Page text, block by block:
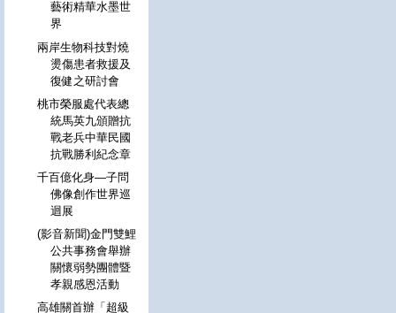
藝術精華水墨世
界
兩岸生物科技對燒
燙傷患者救援及
復健之研討會
桃市榮服處代表總
統馬英九頒贈抗
戰老兵中華民國
抗戰勝利紀念章
千百億化身—子問
佛像創作世界巡
迴展
(影音新聞)金門雙鯉
公共事務會舉辦
關懷弱勢團體暨
孝親感恩活動
高雄關首辦「超級